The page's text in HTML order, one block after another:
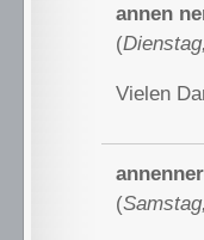
annen
(
Vielen
(